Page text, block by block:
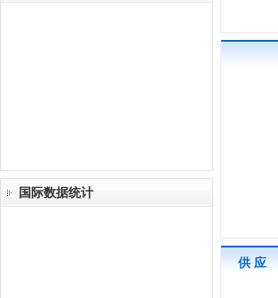
国际数据统计
供 应